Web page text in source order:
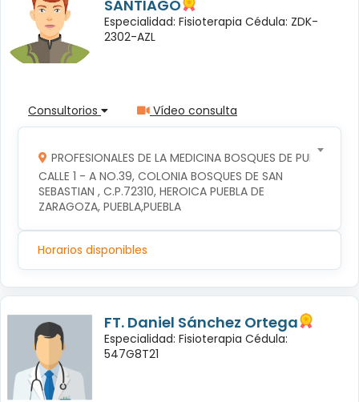
SANTIAGO
Especialidad: Fisioterapia Cédula: ZDK-
2302-AZL
Consultorios Vídeo consulta
PROFESIONALES DE LA MEDICINA BOSQUES DE PUEBLA S
CALLE 1 - A NO.39, COLONIA BOSQUES DE SAN
SEBASTIAN , C.P.72310, HEROICA PUEBLA DE
ZARAGOZA, PUEBLA,PUEBLA
Horarios disponibles
FT. Daniel Sánchez Ortega
Especialidad: Fisioterapia Cédula:
547G8T21